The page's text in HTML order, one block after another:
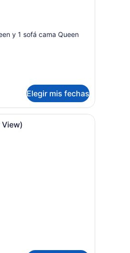
y 1 sofá cama Queen
Elegir mis fechas
dos sillas y una ventana con
Un dormitorio con cama, escritorio,